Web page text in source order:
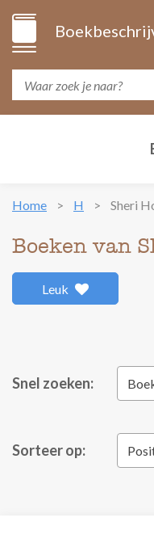
Home H Sheri
Boeken van
Leuk
Snel zoeken:
Sorteer op: